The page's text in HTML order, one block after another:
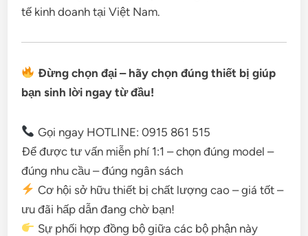
tế kinh doanh tại Việt Nam.
Đừng chọn đại – hãy chọn đúng thiết bị giúp
bạn sinh lời ngay từ đầu!
Gọi ngay HOTLINE: 0915 861 515
Để được tư vấn miễn phí 1:1 – chọn đúng model –
đúng nhu cầu – đúng ngân sách
Cơ hội sở hữu thiết bị chất lượng cao – giá tốt –
ưu đãi hấp dẫn đang chờ bạn!
Sự phối hợp đồng bộ giữa các bộ phận này